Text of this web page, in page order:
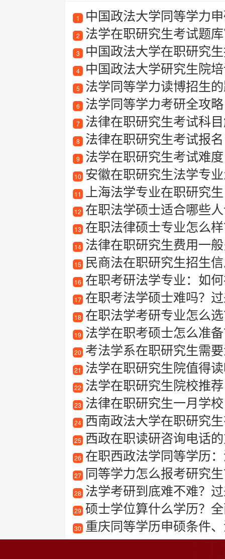
1 中国政法大学同等学力
2 法学在职研究生考试题
3 中国政法大学在职研究
4 中国政法大学研究生院
5 法学同等学力读博招生
6 法学同等学力考研全攻略
7 法律在职研究生考试科
8 法律在职研究生考试报名
9 法学在职研究生考试难度
10 安徽在职研究生法学专业
11 上海法学专业在职研究生
12 在职法学硕士适合哪些人
13 在职法律硕士专业怎么
14 法律在职研究生费用一
15 民商法在职研究生招生信
16 在职考研法学专业：如
17 在职考法学硕士难吗？
18 在职法学考研专业怎么
19 法学在职考硕士怎么准
20 考法学系在职研究生需
21 法学在职研究生院值得
22 法学在职研究生院校推荐
23 法律在职研究生一月学校
24 西南政法大学在职研究
25 西政在职读研咨询电话
26 在职西政法学同等学历
27 同等学力怎么报考研究
28 法学考研到底难不难？
29 硕士学位算什么学历？
30 重庆同等学历申硕条件